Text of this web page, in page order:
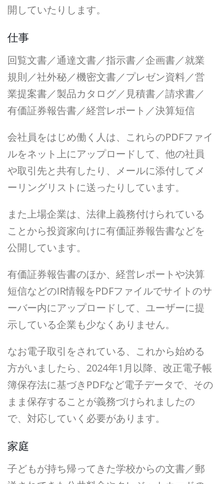
開していたりします。
仕事
回覧文書／通達文書／指示書／企画書／就業
規則／社外秘／機密文書／プレゼン資料／営
業提案書／製品カタログ／見積書／請求書／
有価証券報告書／経営レポート／決算短信
会社員をはじめ働く人は、これらのPDFファイ
ルをネット上にアップロードして、他の社員
や取引先と共有したり、メールに添付してメ
ーリングリストに送ったりしています。
また上場企業は、法律上義務付けられている
ことから投資家向けに有価証券報告書などを
公開しています。
有価証券報告書のほか、経営レポートや決算
短信などのIR情報をPDFファイルでサイトのサ
ーバー内にアップロードして、ユーザーに提
示している企業も少なくありません。
なお電子取引をされている、これから始める
方がいましたら、2024年1月以降、改正電子帳
簿保存法に基づきPDFなど電子データで、その
まま保存することが義務づけられましたの
で、対応していく必要があります。
家庭
子どもが持ち帰ってきた学校からの文書／郵